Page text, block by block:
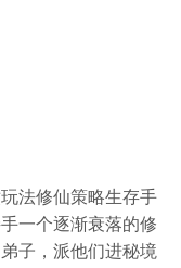
法修仙策略生存手
一个逐渐衰落的修
子，派他们进秘境